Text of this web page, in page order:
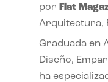
por Flat
Arquitectura,
Graduada en
Diseño,
ha